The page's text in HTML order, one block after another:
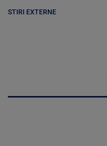
STIRI EXTERNE